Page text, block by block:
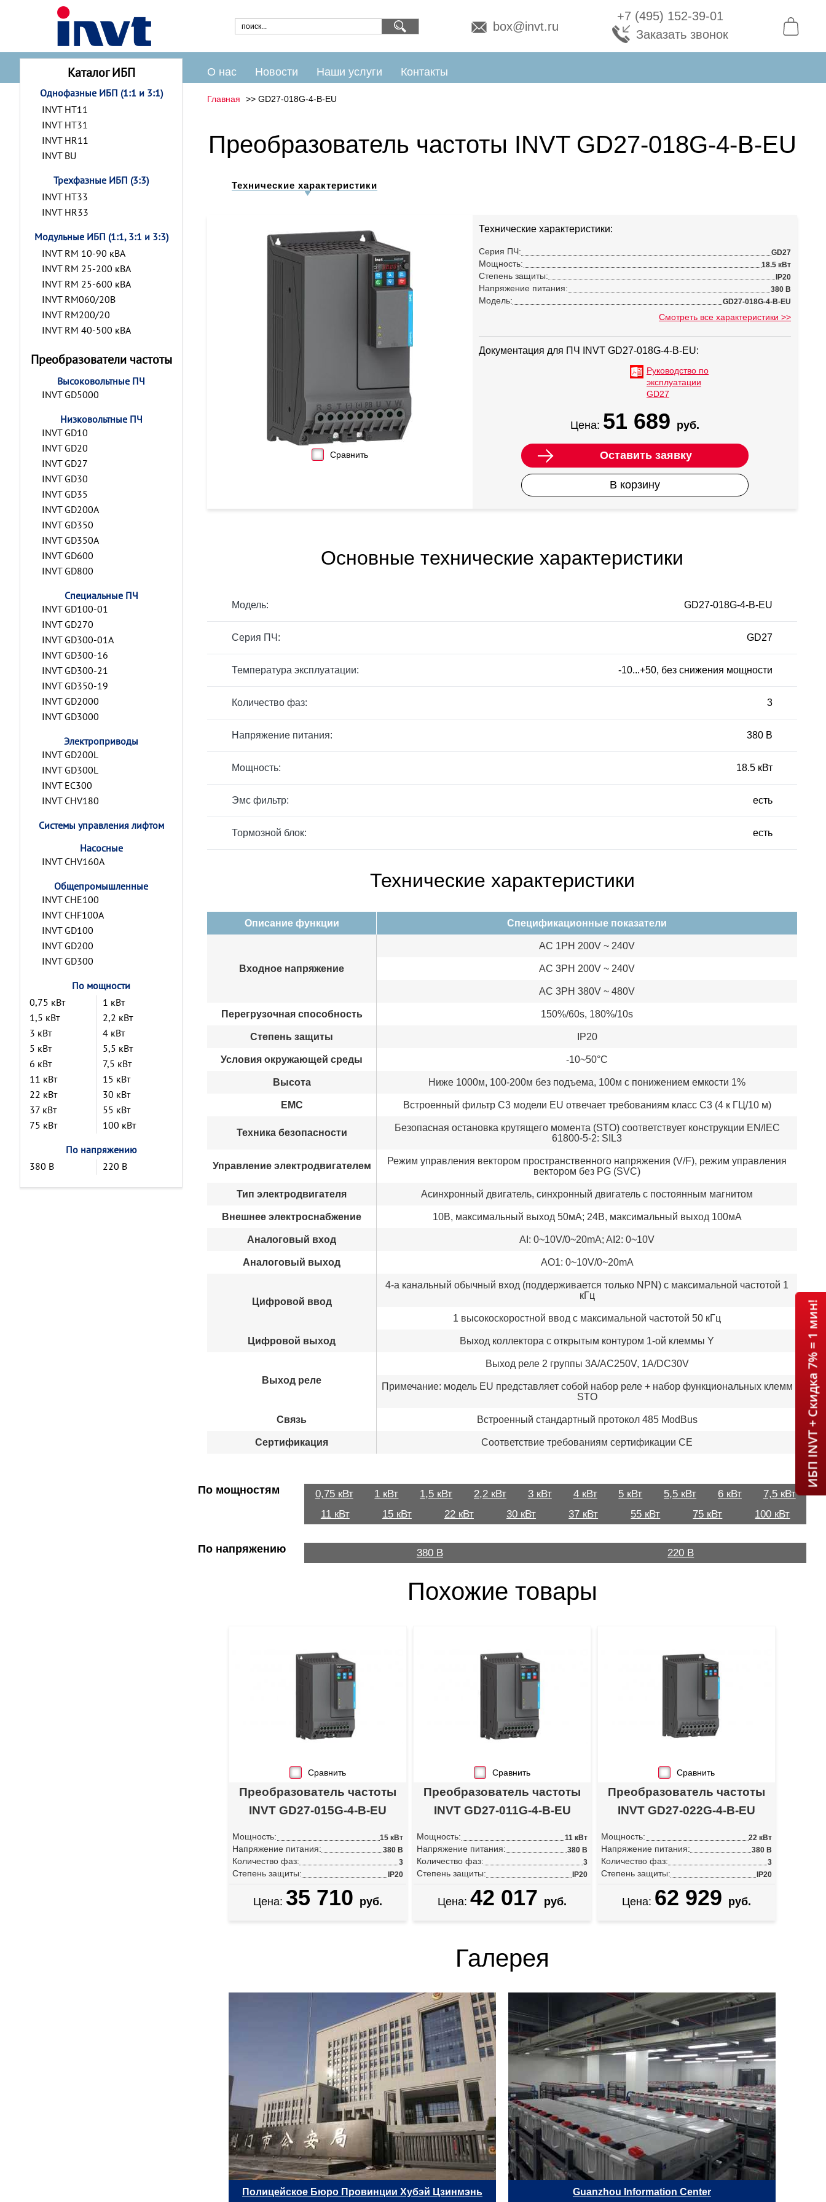
box@invt.ru
+7 (495) 152-39-01
Заказать звонок
О нас Новости Наши услуги Контакты
Каталог ИБП
Однофазные ИБП (1:1 и 3:1)
INVT HT11
INVT HT31
INVT HR11
INVT BU
Трехфазные ИБП (3:3)
INVT HT33
INVT HR33
Модульные ИБП (1:1, 3:1 и 3:3)
INVT RM 10-90 кВА
INVT RM 25-200 кВА
INVT RM 25-600 кВА
INVT RM060/20B
INVT RM200/20
INVT RM 40-500 кВА
Преобразователи частоты
Высоковольтные ПЧ
INVT GD5000
Низковольтные ПЧ
INVT GD10
INVT GD20
INVT GD27
INVT GD30
INVT GD35
INVT GD200A
INVT GD350
INVT GD350A
INVT GD600
INVT GD800
Специальные ПЧ
INVT GD100-01
INVT GD270
INVT GD300-01A
INVT GD300-16
INVT GD300-21
INVT GD350-19
INVT GD2000
INVT GD3000
Электроприводы
INVT GD200L
INVT GD300L
INVT EC300
INVT CHV180
Системы управления лифтом
Насосные
INVT CHV160A
Общепромышленные
INVT CHE100
INVT CHF100A
INVT GD100
INVT GD200
INVT GD300
По мощности
0,75 кВт
1 кВт
1,5 кВт
2,2 кВт
3 кВт
4 кВт
5 кВт
5,5 кВт
6 кВт
7,5 кВт
11 кВт
15 кВт
22 кВт
30 кВт
37 кВт
55 кВт
75 кВт
100 кВт
По напряжению
380 В
220 В
Главная GD27-018G-4-B-EU
Преобразователь частоты INVT GD27-018G-4-B-EU
Технические характеристики
Сравнить
Технические характеристики:
Серия ПЧ: GD27
Мощность: 18.5 кВт
Степень защиты: IP20
Напряжение питания: 380 В
Модель: GD27-018G-4-B-EU
Смотреть все характеристики >>
Документация для ПЧ INVT GD27-018G-4-B-EU:
Руководство по
эксплуатации
GD27
Цена: 51 689 руб.
Оставить заявку
В корзину
Основные технические характеристики
Модель: GD27-018G-4-B-EU
Серия ПЧ: GD27
Температура эксплуатации: -10...+50, без снижения мощности
Количество фаз: 3
Напряжение питания: 380 В
Мощность: 18.5 кВт
Эмс фильтр: есть
Тормозной блок: есть
Технические характеристики
Описание функции Спецификационные показатели
Входное напряжение
AC 1PH 200V ~ 240V
AC 3PH 200V ~ 240V
AC 3PH 380V ~ 480V
Перегрузочная способность 150%/60s, 180%/10s
Степень защиты IP20
Условия окружающей среды -10~50°C
Высота Ниже 1000м, 100-200м без подъема, 100м с понижением емкости 1%
EMC Встроенный фильтр C3 модели EU отвечает требованиям класс C3 (4 к ГЦ/10 м)
Техника безопасности
Безопасная остановка крутящего момента (STO) соответствует конструкции EN/IEC
61800-5-2: SIL3
Управление электродвигателем
Режим управления вектором пространственного напряжения (V/F), режим управления
вектором без PG (SVC)
Тип электродвигателя Асинхронный двигатель, синхронный двигатель с постоянным магнитом
Внешнее электроснабжение 10В, максимальный выход 50мА; 24В, максимальный выход 100мА
Аналоговый вход AI: 0~10V/0~20mA; AI2: 0~10V
Аналоговый выход AO1: 0~10V/0~20mA
Цифровой ввод
4-а канальный обычный вход (поддерживается только NPN) с максимальной частотой 1
кГц
1 высокоскоростной ввод с максимальной частотой 50 кГц
Цифровой выход Выход коллектора с открытым контуром 1-ой клеммы Y
Выход реле
Выход реле 2 группы 3A/AC250V, 1A/DC30V
Примечание: модель EU представляет собой набор реле + набор функциональных клемм
STO
Связь Встроенный стандартный протокол 485 ModBus
Сертификация Соответствие требованиям сертификации CE
По мощностям 0,75 кВт 1 кВт 1,5 кВт 2,2 кВт 3 кВт 4 кВт 5 кВт 5,5 кВт 6 кВт
7,5 кВт
11 кВт
15 кВт 22 кВт 30 кВт 37 кВт 55 кВт 75 кВт 100 кВт
По напряжению 380 В 220 В
Похожие товары
Сравнить
Преобразователь частоты
INVT GD27-015G-4-B-EU
Мощность: 15 кВт
Напряжение питания: 380 В
Количество фаз: 3
Степень защиты: IP20
Цена: 35 710 руб.
Сравнить
Преобразователь частоты
INVT GD27-011G-4-B-EU
Мощность: 11 кВт
Напряжение питания: 380 В
Количество фаз: 3
Степень защиты: IP20
Цена: 42 017 руб.
Сравнить
Преобразователь частоты
INVT GD27-022G-4-B-EU
Мощность: 22 кВт
Напряжение питания: 380 В
Количество фаз: 3
Степень защиты: IP20
Цена: 62 929 руб.
Галерея
Полицейское Бюро Провинции Хубэй Цзинмэнь Guanzhou Information Center
ИБП INVT + Скидка 7% = 1 мин!